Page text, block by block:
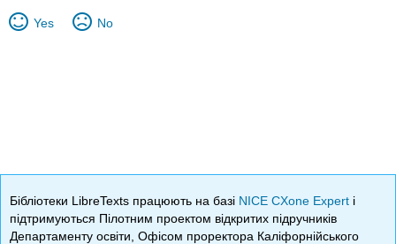
Yes No
Бібліотеки LibreTexts працюють на базі NICE CXone Expert і
підтримуються Пілотним проектом відкритих підручників
Департаменту освіти, Офісом проректора Каліфорнійського